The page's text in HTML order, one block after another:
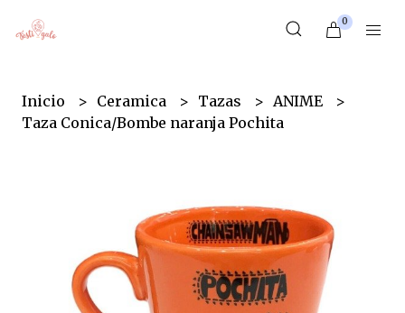
0
Inicio Ceramica Tazas
ANIME
Taza Conica/Bombe naranja Pochita